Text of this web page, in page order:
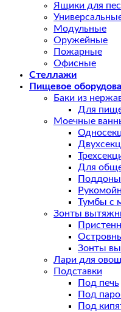
Ящики для
Модульные
Оружейные
Пожарные
Офисные
Стеллажи
Пищевое
Баки из
Для
Моечные
Для
Поддоны
Тумбы с
Зонты
Зонты
Лари для
Подставки
Под печь
Под
Под